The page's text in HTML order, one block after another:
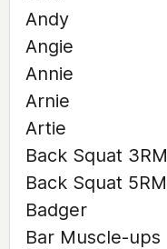
Andy
Angie
Annie
Arnie
Artie
Back Squat 3RM
Back Squat 5RM
Badger
Bar Muscle-ups